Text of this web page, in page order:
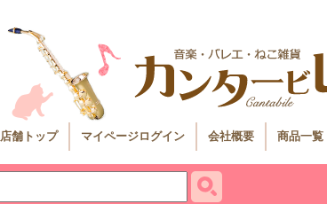
店舗トップ マイページログイン 会社概要 商品一覧